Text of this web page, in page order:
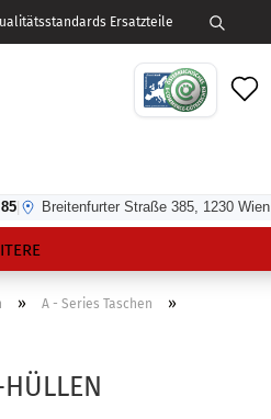
Ersatzteile
Breitenfurter Straße 385, 1230 Wien
» A - Series Taschen »